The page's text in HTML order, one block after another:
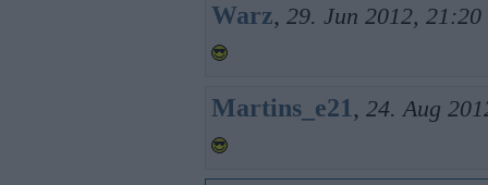
Warz, 29. Jun 2012, 21:20
Martins_e21 , 24. Aug